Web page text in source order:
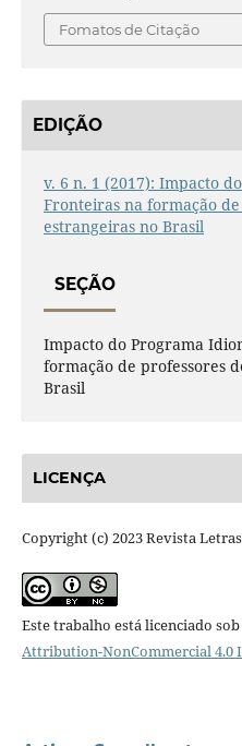
Fomatos de Citação
EDIÇÃO
v. 6 n. 1 (2017): Impacto
Fronteiras na formação
estrangeiras no Brasil
SEÇÃO
Impacto do Programa
formação de professores
Brasil
LICENÇA
Copyright (c) 2023 Revista
Este trabalho está licenciado
Attribution-NonCommercial 4.0